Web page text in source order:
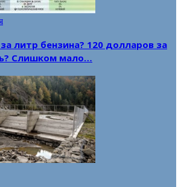
за литр бензина? 120 долларов за
Слишком мало…